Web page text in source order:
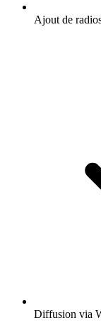
Ajout de
Diffusion via